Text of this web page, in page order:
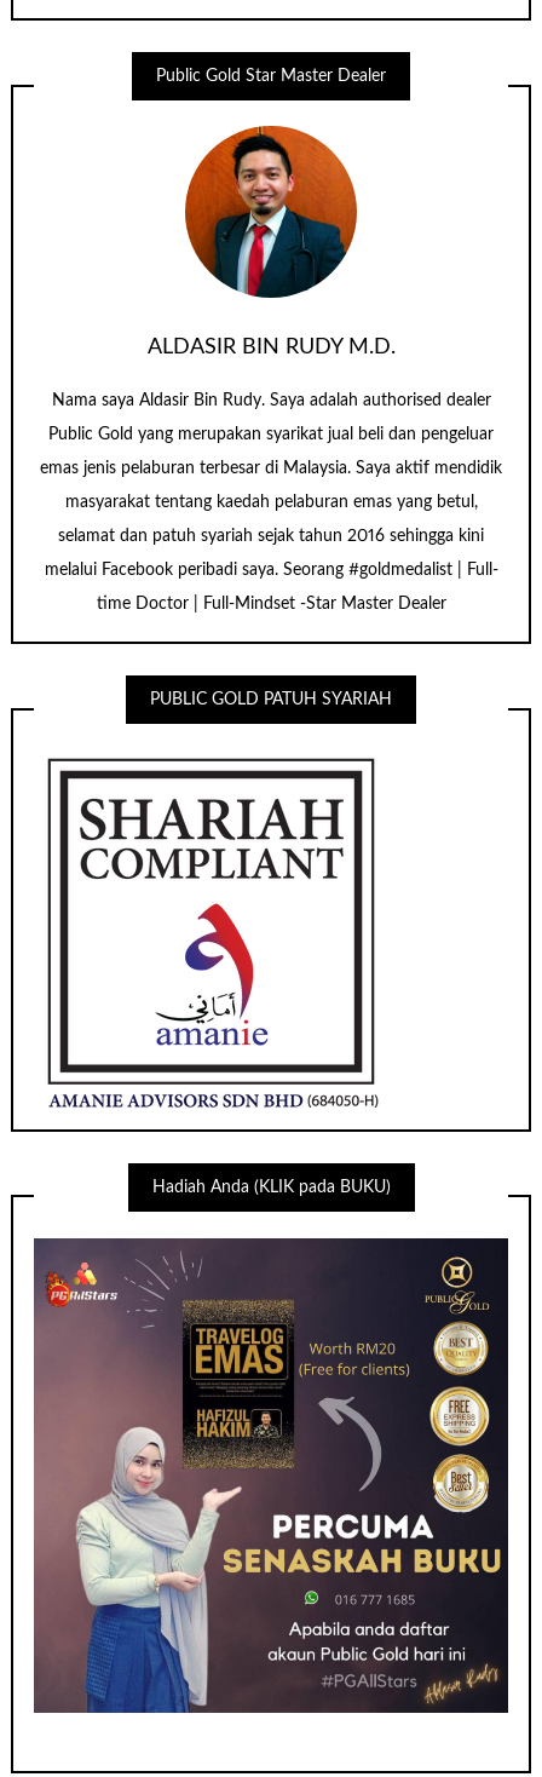
Public Gold Star Master Dealer
ALDASIR BIN RUDY M.D.
Nama saya Aldasir Bin Rudy. Saya adalah authorised dealer
Public Gold yang merupakan syarikat jual beli dan pengeluar
emas jenis pelaburan terbesar di Malaysia. Saya aktif mendidik
masyarakat tentang kaedah pelaburan emas yang betul,
selamat dan patuh syariah sejak tahun 2016 sehingga kini
melalui Facebook peribadi saya. Seorang #goldmedalist | Full-
time Doctor | Full-Mindset -Star Master Dealer
PUBLIC GOLD PATUH SYARIAH
Hadiah Anda (KLIK pada BUKU)